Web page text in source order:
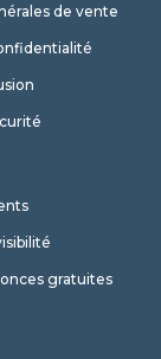
de vente
gratuites